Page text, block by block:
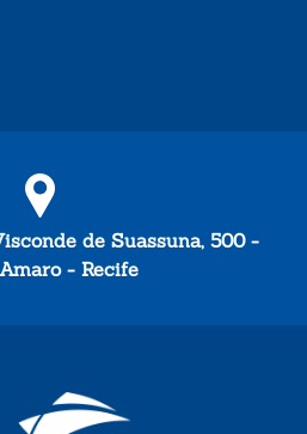
de Suassuna, 500 -
- Recife